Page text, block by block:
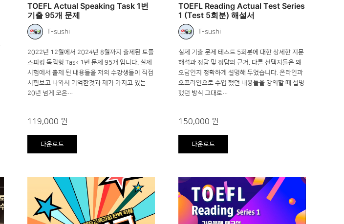
TOEFL Actual Speaking Task 1번
기출 95개 문제
T-sushi
2022년 12월에서 2024년 8월까지 출제된 토플
스피킹 독립형 Task 1번 문제 95개 입니다. 실제
시험에서 출제 된 내용들을 저의 수강생들이 직접
시험보고 나와서 기억한것과 제가 가지고 있는
20년 넘게 모은…
119,000 원
다운로드
TOEFL Reading Actual Test Series
1 (Test 5회분) 해설서
T-sushi
실제 기출 문제 테스트 5회분에 대한 상세한 지문
해석과 정답 및 정답의 근거, 다른 선택지들은 왜
오답인지 정확하게 설명해 두었습니다. 온라인과
오프라인으로 수업 했던 내용들을 강의할 때 설명
했던 방식 그대로…
150,000 원
다운로드